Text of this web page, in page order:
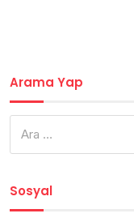
Arama Yap
Sosyal